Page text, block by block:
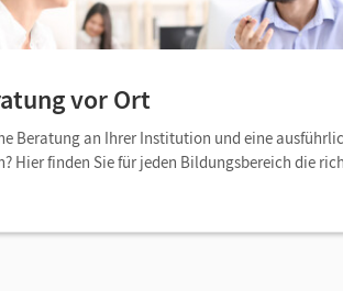
vor Ort
Beratung an Ihrer Institution und eine
Hier finden Sie für jeden Bildungsbereich die